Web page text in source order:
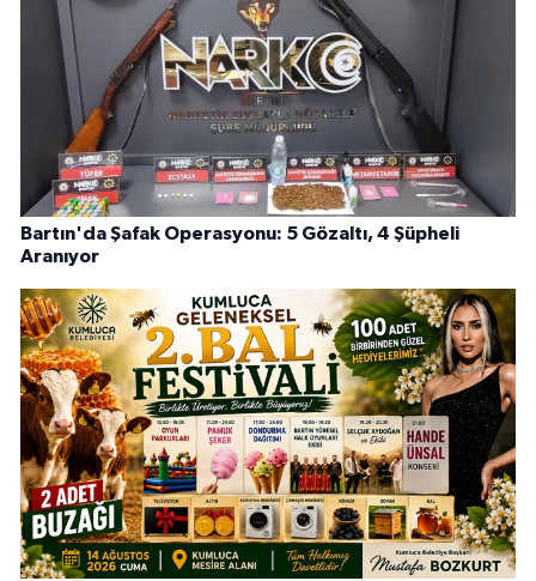
Bartın'da Şafak Operasyonu: 5 Gözaltı, 4 Şüpheli
Aranıyor